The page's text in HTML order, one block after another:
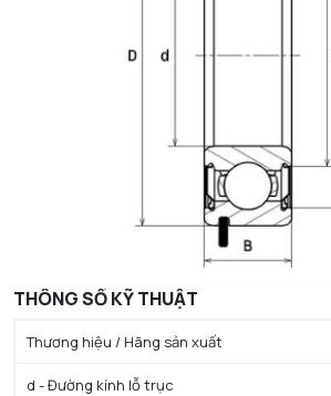
THÔNG SỐ KỸ THUẬT
Thương hiệu / Hãng sản xuất
d - Đường kính lỗ trục